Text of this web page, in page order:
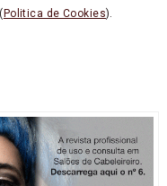
Politica de Cookies).